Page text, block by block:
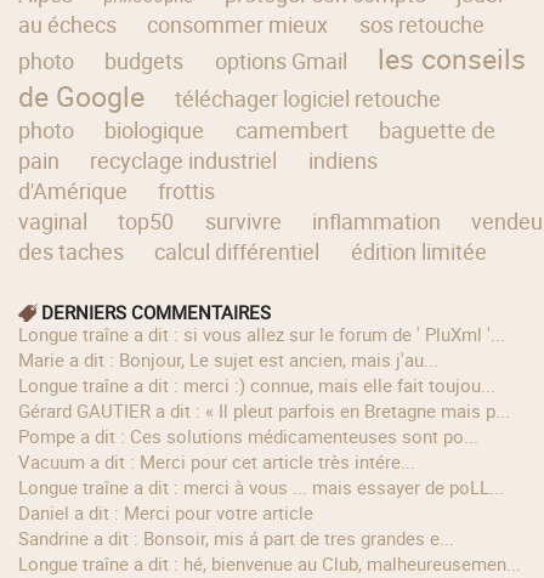
au échecs
consommer mieux
sos retouche
photo
budgets options Gmail
les conseils
de Google
téléchager logiciel retouche
photo
biologique camembert
baguette de
pain
recyclage industriel
indiens
d'Amérique
frottis
vaginal
top50 survivre inflammation
des taches
calcul différentiel édition limitée
DERNIERS COMMENTAIRES
longue traîne a dit : si vous allez sur le forum de ' PluXml '...
Marie a dit : Bonjour, Le sujet est ancien, mais j'au...
longue traîne a dit : merci :) connue, mais elle fait toujou...
Gérard GAUTIER a dit : « Il pleut parfois en Bretagne mais p...
Pompe a dit : Ces solutions médicamenteuses sont po...
Vacuum a dit : Merci pour cet article très intére...
longue traîne a dit : merci à vous ... mais essayer de poLL...
Daniel a dit : Merci pour votre article
Sandrine a dit : Bonsoir, mis á part de tres grandes e...
longue traîne a dit : hé, bienvenue au Club, malheureusemen...